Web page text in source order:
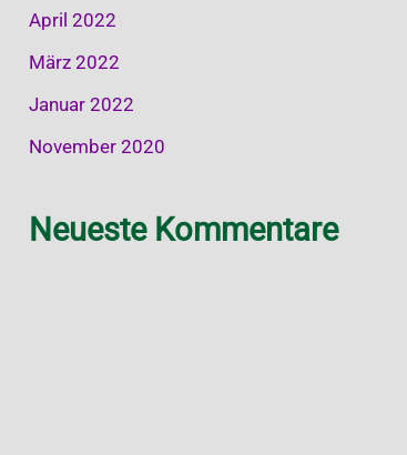
April 2022
März 2022
Januar 2022
November 2020
Neueste Kommentare